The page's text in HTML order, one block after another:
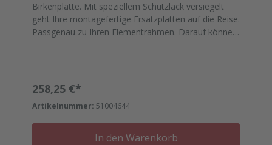
Birkenplatte. Mit speziellem Schutzlack versiegelt
geht Ihre montagefertige Ersatzplatten auf die Reise.
Passgenau zu Ihren Elementrahmen. Darauf können
Kunststoffeinsätzen bis zu Reparaturplättchen.
Regulärer Preis:
258,25 €*
Artikelnummer: 51004644
In den Warenkorb